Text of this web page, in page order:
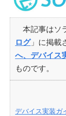
本記事はソ
ログ」に掲載
へ、デバイス
ものです。
デバイス実装ガ